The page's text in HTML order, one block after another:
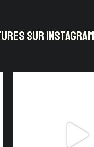
SUR INSTAGRAM